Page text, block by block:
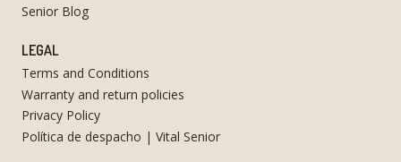
Senior Blog
LEGAL
Terms and Conditions
Warranty and return policies
Privacy Policy
Política de despacho | Vital Senior